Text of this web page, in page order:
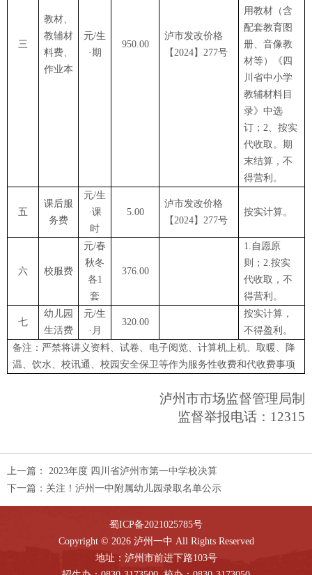
三
教材、
教辅材
料费、
作业本
元/生
·期
950.00
泸市发改价格
【2024】 277号
用教材（含
配套教育图
册、音像教
材等）《四
川省中小学
教辅材料目
录》中选
订；2、按实
代收取。期
末结算，不
得营利。
五
课后服
务费
元/生
·课
时
5.00
泸市发改价格
【2024】 277号
按实计算。
六 校服费
元/春
秋冬
各1
套
376.00
1.自愿原
则；2.按实
代收取，不
得营利。
七
幼儿园
生活费
元/生
·月
320.00
按实计算，
不得盈利。
备注：严禁将讲义资料、试卷、电子阅览、计算机上机、取暖、降
温、饮水、校讯通、校园安全保卫等作为服务性收费和代收费事项
泸州市市场监督管理局制
监督举报电话： 12315
上一篇：
2023年度 四川省泸州市第一中学校决算
下一篇： 关注！泸州一中附属幼儿园录取名单公示
蜀ICP备2021025785号
Copyright © 2026 泸州一中 All Rights Reserved
地址：泸州市前进下路103号